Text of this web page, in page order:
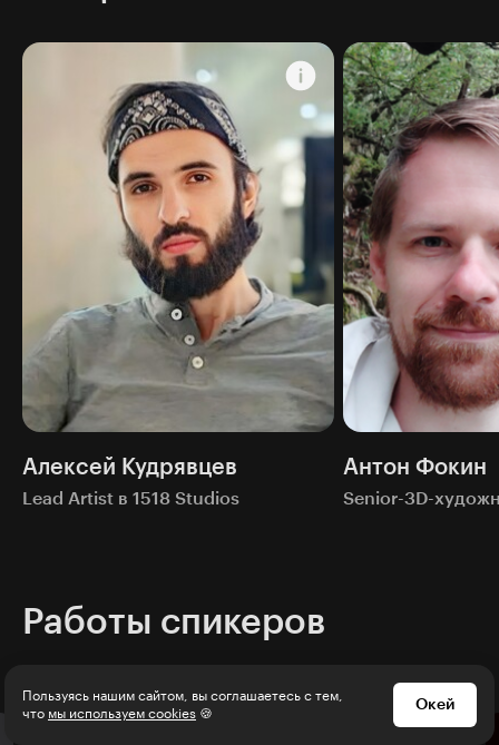
Алексей Кудрявцев
Lead Artist в 1518 Studios
Антон Фокин
Senior-3D-
Работы спикеров
1
Пользуясь нашим сайтом, вы соглашаетесь с тем,
что мы используем cookies 🍪
Окей